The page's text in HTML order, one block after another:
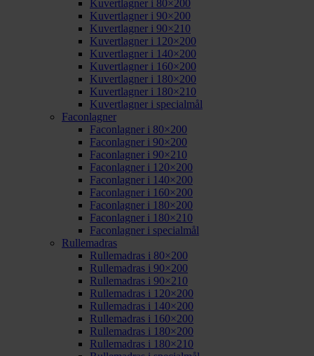
Kuvertlagner i 80×200
Kuvertlagner i 90×200
Kuvertlagner i 90×210
Kuvertlagner i 120×200
Kuvertlagner i 140×200
Kuvertlagner i 160×200
Kuvertlagner i 180×200
Kuvertlagner i 180×210
Kuvertlagner i specialmål
Faconlagner
Faconlagner i 80×200
Faconlagner i 90×200
Faconlagner i 90×210
Faconlagner i 120×200
Faconlagner i 140×200
Faconlagner i 160×200
Faconlagner i 180×200
Faconlagner i 180×210
Faconlagner i specialmål
Rullemadras
Rullemadras i 80×200
Rullemadras i 90×200
Rullemadras i 90×210
Rullemadras i 120×200
Rullemadras i 140×200
Rullemadras i 160×200
Rullemadras i 180×200
Rullemadras i 180×210